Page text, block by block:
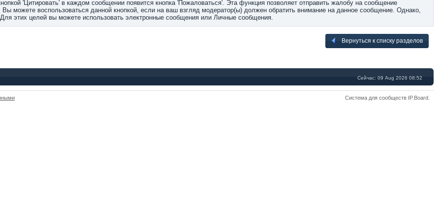
'Цитировать' в каждом сообщении появится кнопка 'Пожаловаться'. Эта функция позволяет отправить жалобу на сообщение
можете воспользоваться данной кнопкой, если на ваш взгляд модератор(ы) должен обратить внимание на данное сообщение. Однако,
этих целей вы можете использовать электронные сообщения или Личные сообщения.
Вернуться к списку разделов
Сейчас: 09 Aug 2026 08:52
Система для сообществ IP.Board